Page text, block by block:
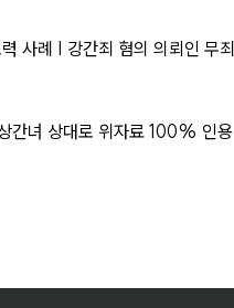
사례 | 강간죄 혐의 의뢰인 무죄
간녀 상대로 위자료 100% 인용